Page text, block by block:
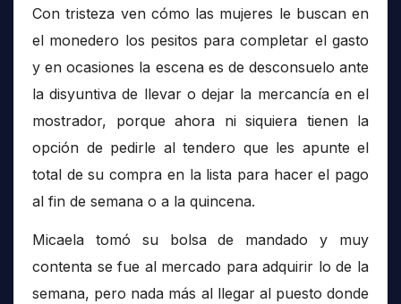
Con tristeza ven cómo las mujeres le buscan en
el monedero los pesitos para completar el gasto
y en ocasiones la escena es de desconsuelo ante
la disyuntiva de llevar o dejar la mercancía en el
mostrador, porque ahora ni siquiera tienen la
opción de pedirle al tendero que les apunte el
total de su compra en la lista para hacer el pago
al fin de semana o a la quincena.
Micaela tomó su bolsa de mandado y muy
contenta se fue al mercado para adquirir lo de la
semana, pero nada más al llegar al puesto donde